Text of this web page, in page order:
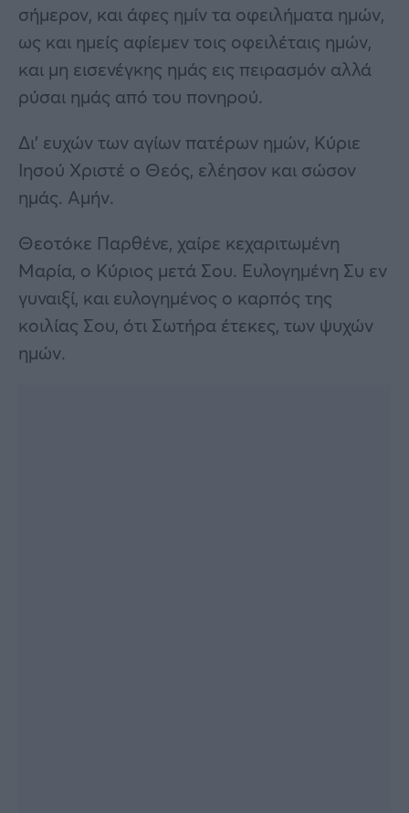
σήμερον, και άφες ημίν τα οφειλήματα ημών,
ως και ημείς αφίεμεν τοις οφειλέταις ημών,
και μη εισενέγκης ημάς εις πειρασμόν αλλά
ρύσαι ημάς από του πονηρού.
Δι’ ευχών των αγίων πατέρων ημών, Κύριε
Ιησού Χριστέ ο Θεός, ελέησον και σώσον
ημάς. Αμήν.
Θεοτόκε Παρθένε, χαίρε κεχαριτωμένη
Μαρία, ο Κύριος μετά Σου. Ευλογημένη Συ εν
γυναιξί, και ευλογημένος ο καρπός της
κοιλίας Σου, ότι Σωτήρα έτεκες, των ψυχών
ημών.